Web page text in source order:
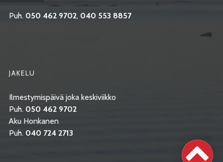
Puh. 050 462 9702, 040 553 8857
JAKELU
Ilmestymispäivä joka keskiviikko
Puh. 050 462 9702
Aku Honkanen
Puh. 040 724 2713